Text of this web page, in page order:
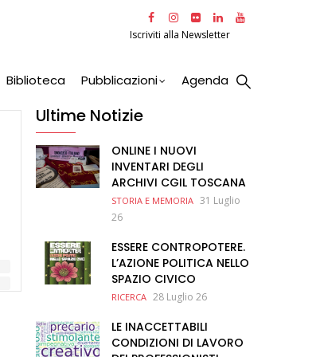
Iscriviti alla Newsletter
Biblioteca Pubblicazioni Agenda
Ultime Notizie
ONLINE I NUOVI
INVENTARI DEGLI
ARCHIVI CGIL TOSCANA
STORIA E MEMORIA 31 Luglio
26
ESSERE CONTROPOTERE.
L’AZIONE POLITICA NELLO
SPAZIO CIVICO
RICERCA 28 Luglio 26
LE INACCETTABILI
CONDIZIONI DI LAVORO